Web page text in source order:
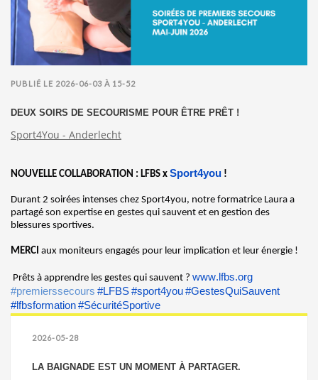
PUBLIÉ LE 2026-06-03 À 15-52
DEUX SOIRS DE SECOURISME POUR ÊTRE PRÊT !
Sport4You - Anderlecht
NOUVELLE COLLABORATION : LFBS x Sport4you !
Durant 2 soirées intenses chez Sport4you, notre formatrice Laura a
partagé son expertise en gestes qui sauvent et en gestion des
blessures sportives.
MERCI aux moniteurs engagés pour leur implication et leur énergie !
Prêts à apprendre les gestes qui sauvent ? www.lfbs.org
#premierssecours #LFBS#sport4you#GestesQuiSauvent
#lfbsformation#SécuritéSportive
2026-05-28
LA BAIGNADE EST UN MOMENT À PARTAGER.